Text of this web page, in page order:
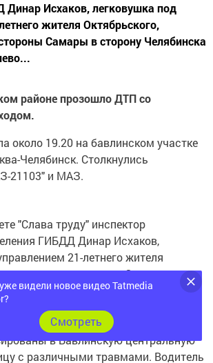
Динар Исхаков, легковушка под
жителя Октябрьского,
Самары в сторону Челябинска
районе прозошло ДТП со
около 19.20 на бавлинском участке
Челябинск. Столкнулись
21103" и МАЗ.
"Слава труду" инспектор
ГИБДД Динар Исхаков,
21-летнего жителя
со стороны Самары в
при повороте налево не уступила
МАЗу. В результате столкновения
погиб на месте, а три пассажира
в Бавлинскую центральную
с различными травмами. Водитель
видели новое видео Tatmedia
Cмотреть